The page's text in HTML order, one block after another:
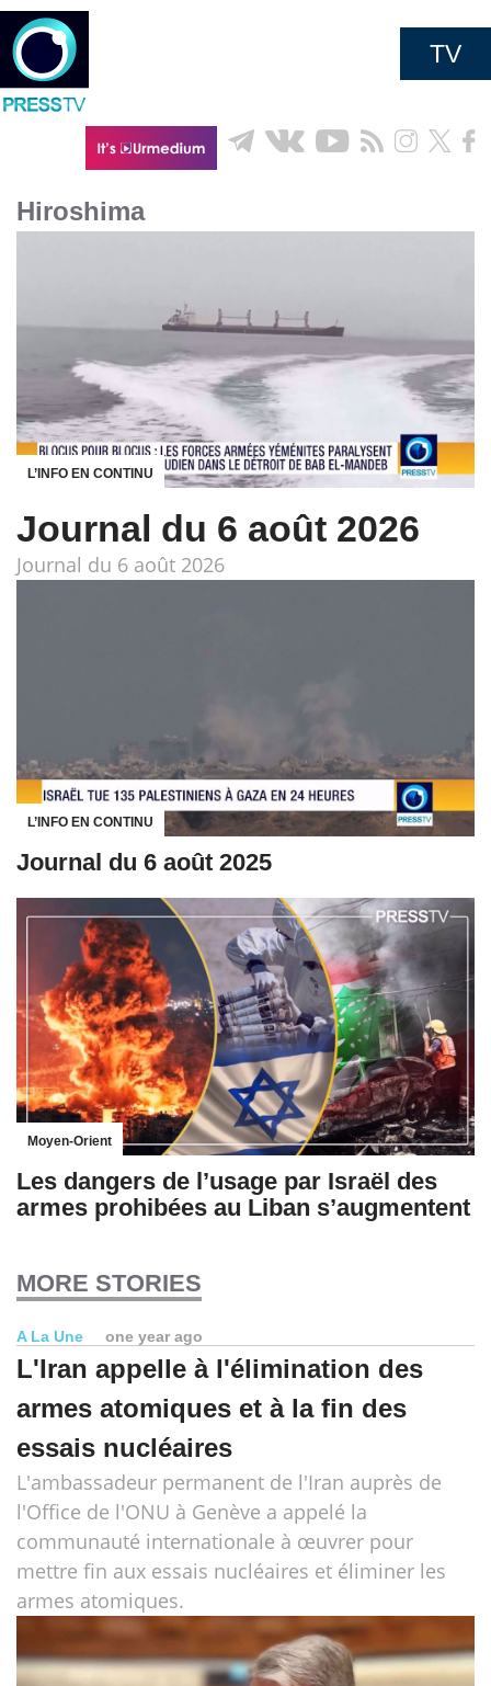
TV
Hiroshima
L’INFO EN CONTINU
Journal du 6 août 2026
Journal du 6 août 2026
L’INFO EN CONTINU
Journal du 6 août 2025
Moyen-Orient
Les dangers de l’usage par Israël des
armes prohibées au Liban s’augmentent
MORE STORIES
A La Une one year ago
L'Iran appelle à l'élimination des
armes atomiques et à la fin des
essais nucléaires
L'ambassadeur permanent de l'Iran auprès de
l'Office de l'ONU à Genève a appelé la
communauté internationale à œuvrer pour
mettre fin aux essais nucléaires et éliminer les
armes atomiques.